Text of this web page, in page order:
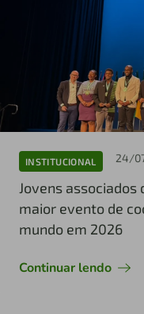
INSTITUCIONAL 24/
Jovens associados
maior evento de
mundo em 2026
Continuar lendo